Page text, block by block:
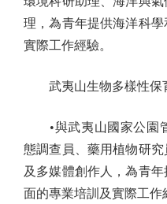
理，為青年提供海洋科
實際工作經驗。
武夷山生物多樣性保
•與武夷山國家公園
態調查員、藥用植物研
及多媒體創作人，為青
面的專業培訓及實際工作